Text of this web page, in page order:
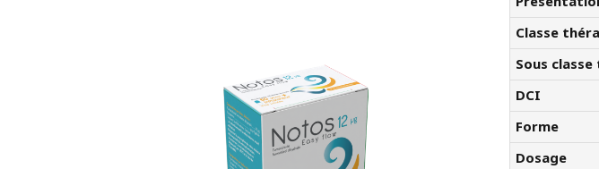
Classe
Sous
DCI
Forme
Dosage